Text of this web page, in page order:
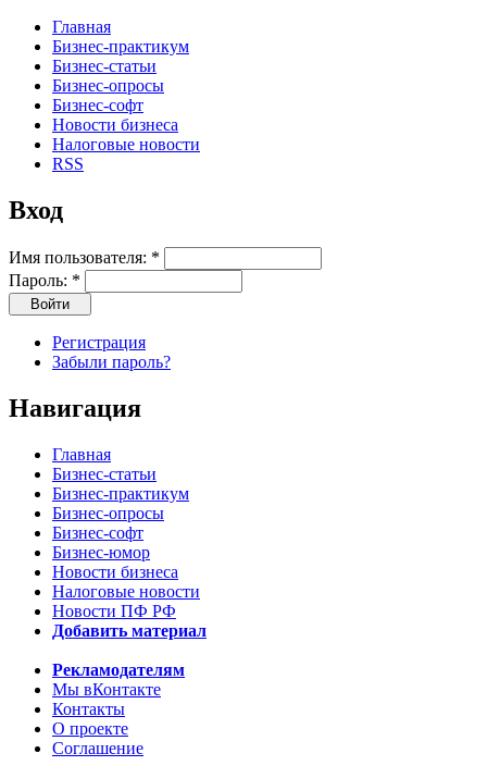
Главная
Бизнес-практикум
Бизнес-статьи
Бизнес-опросы
Бизнес-софт
Новости бизнеса
Налоговые новости
RSS
Вход
Имя пользователя: *
Пароль: *
Регистрация
Забыли пароль?
Навигация
Главная
Бизнес-статьи
Бизнес-практикум
Бизнес-опросы
Бизнес-софт
Бизнес-юмор
Новости бизнеса
Налоговые новости
Новости ПФ РФ
Добавить материал
Рекламодателям
Мы вКонтакте
Контакты
О проекте
Соглашение